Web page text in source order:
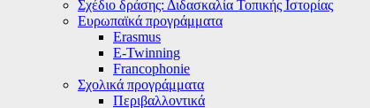
Σχέδιο δράσης: Διδασκαλία Τοπικής Ιστορίας
Ευρωπαϊκά προγράμματα
Erasmus
E-Twinning
Francophonie
Σχολικά προγράμματα
Περιβαλλοντικά